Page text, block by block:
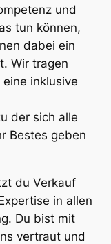
und
tun können,
dabei ein
Wir tragen
inklusive
der sich alle
Bestes geben
du Verkauf
in allen
Du bist mit
vertraut und